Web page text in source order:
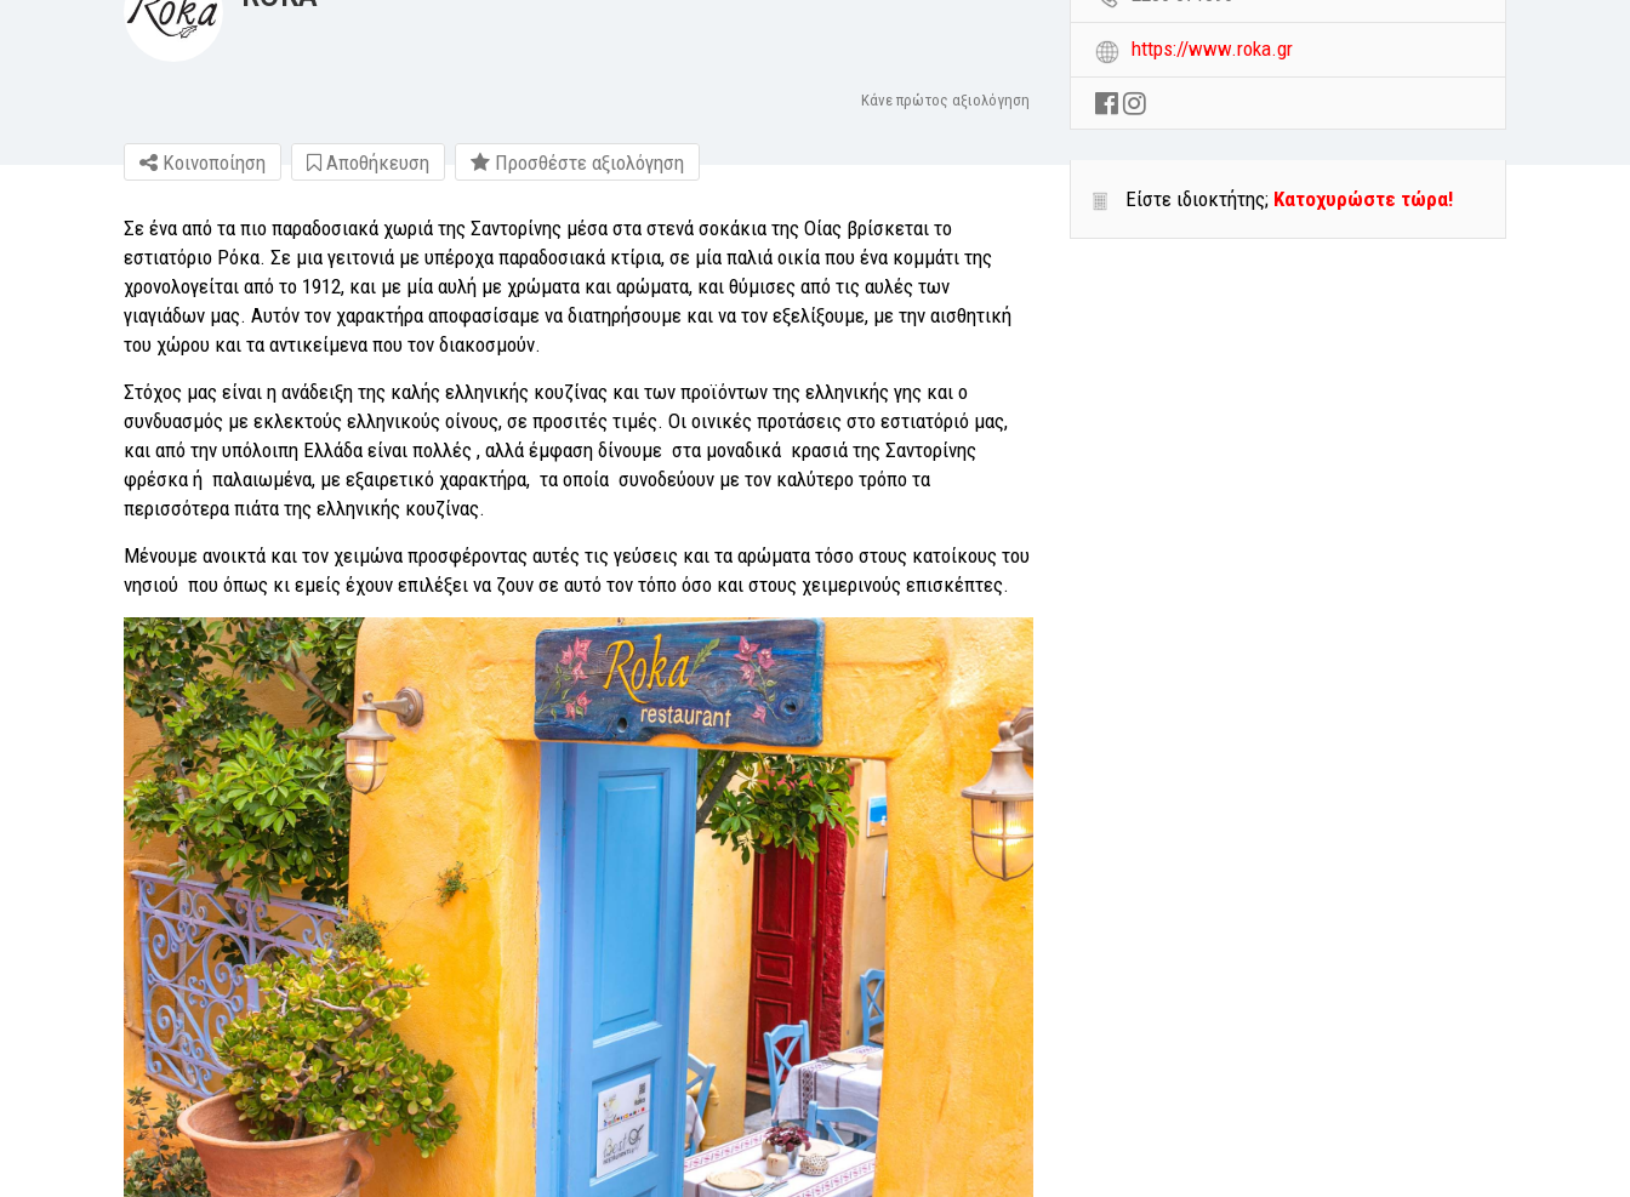
Κάνε πρώτος αξιολόγηση
Κοινοποίηση Αποθήκευση Προσθέστε αξιολόγηση
Σε ένα από τα πιο παραδοσιακά χωριά της Σαντορίνης μέσα στα στενά σοκάκια της Οίας βρίσκεται το
εστιατόριο Ρόκα. Σε μια γειτονιά με υπέροχα παραδοσιακά κτίρια, σε μία παλιά οικία που ένα κομμάτι της
χρονολογείται από το 1912, και με μία αυλή με χρώματα και αρώματα, και θύμισες από τις αυλές των
γιαγιάδων μας. Αυτόν τον χαρακτήρα αποφασίσαμε να διατηρήσουμε και να τον εξελίξουμε, με την αισθητική
του χώρου και τα αντικείμενα που τον διακοσμούν.
Στόχος μας είναι η ανάδειξη της καλής ελληνικής κουζίνας και των προϊόντων της ελληνικής γης και ο
συνδυασμός με εκλεκτούς ελληνικούς οίνους, σε προσιτές τιμές. Οι οινικές προτάσεις στο εστιατόριό μας,
και από την υπόλοιπη Ελλάδα είναι πολλές , αλλά έμφαση δίνουμε στα μοναδικά κρασιά της Σαντορίνης
φρέσκα ή παλαιωμένα, με εξαιρετικό χαρακτήρα, τα οποία συνοδεύουν με τον καλύτερο τρόπο τα
περισσότερα πιάτα της ελληνικής κουζίνας.
Μένουμε ανοικτά και τον χειμώνα προσφέροντας αυτές τις γεύσεις και τα αρώματα τόσο στους κατοίκους του
νησιού που όπως κι εμείς έχουν επιλέξει να ζουν σε αυτό τον τόπο όσο και στους χειμερινούς επισκέπτες.
https://www.roka.gr
Είστε ιδιοκτήτης; Κατοχυρώστε τώρα!